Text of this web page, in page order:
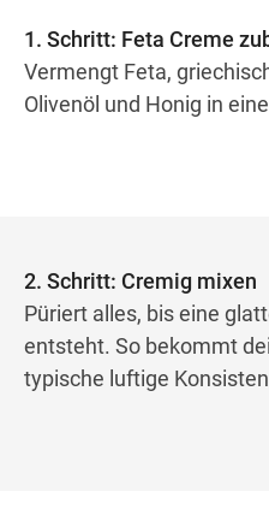
1. Schritt: Feta Creme
Vermengt Feta,
Olivenöl und Honig in
2. Schritt: Cremig mixen
Püriert alles, bis eine
entsteht. So bekommt
typische luftige